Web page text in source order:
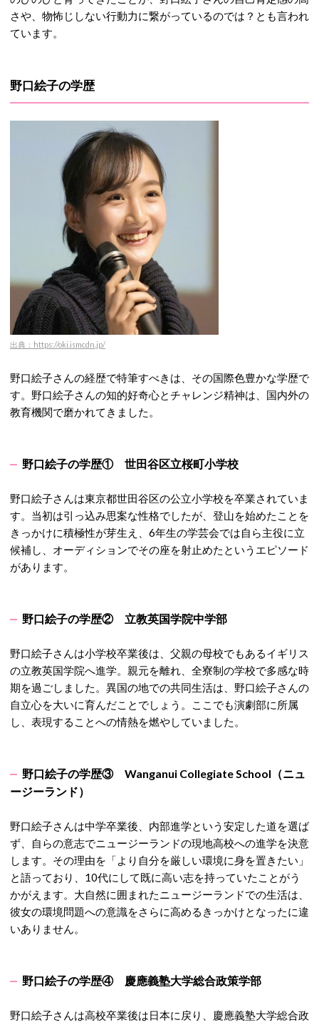
さや、物怖じしない行動力に繋がっているのでは？とも言われ
ています。
野口絵子の学歴
出典：https://oki.ismcdn.jp/
野口絵子さんの経歴で特筆すべきは、その国際色豊かな学歴で
す。野口絵子さんの知的好奇心とチャレンジ精神は、国内外の
教育機関で磨かれてきました。
野口絵子の学歴① 世田谷区立桜町小学校
野口絵子さんは東京都世田谷区の公立小学校を卒業されていま
す。当初は引っ込み思案な性格でしたが、登山を始めたことを
きっかけに積極性が芽生え、6年生の学芸会では自ら主役に立
候補し、オーディションでその座を射止めたというエピソード
があります。
野口絵子の学歴② 立教英国学院中学部
野口絵子さんは小学校卒業後は、父親の母校でもあるイギリス
の立教英国学院へ進学。 親元を離れ、全寮制の学校で多感な時
期を過ごしました。異国の地での共同生活は、野口絵子さんの
自立心を大いに育んだことでしょう。ここでも演劇部に所属
し、表現することへの情熱を燃やしていました。
野口絵子の学歴③ Wanganui CollegiateSchool（ニュ
ージーランド）
野口絵子さんは中学卒業後、内部進学という安定した道を選ば
ず、自らの意志でニュージーランドの現地高校への進学を決意
します。 その理由を「より自分を厳しい環境に身を置きたい」
と語っており、10代にして既に高い志を持っていたことがう
かがえます。 大自然に囲まれたニュージーランドでの生活は、
彼女の環境問題への意識をさらに高めるきっかけとなったに違
いありません。
野口絵子の学歴④ 慶應義塾大学総合政策学部
野口絵子さんは高校卒業後は日本に戻り、慶應義塾大学総合政